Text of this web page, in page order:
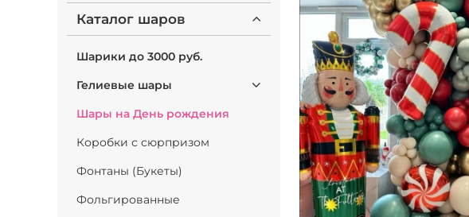
Каталог шаров
Шарики до 3000 руб.
Гелиевые шары
Шары на День рождения
Коробки с сюрпризом
Фонтаны (Букеты)
Фольгированные